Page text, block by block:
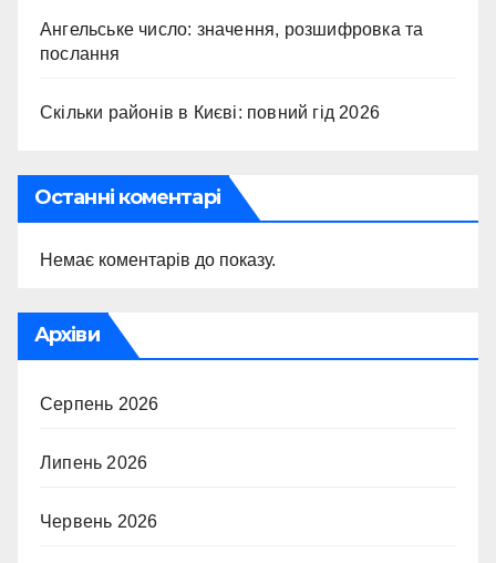
Ангельське число: значення, розшифровка та
послання
Скільки районів в Києві: повний гід 2026
Останні коментарі
Немає коментарів до показу.
Архіви
Серпень 2026
Липень 2026
Червень 2026